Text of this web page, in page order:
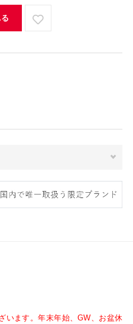
います。年末年始、GW、お盆休